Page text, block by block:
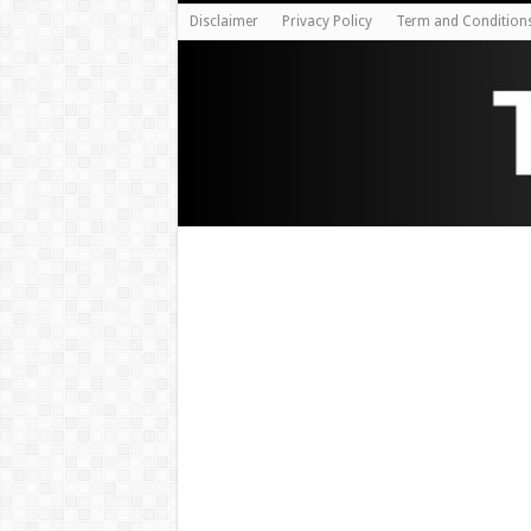
Disclaimer Privacy Policy Term and